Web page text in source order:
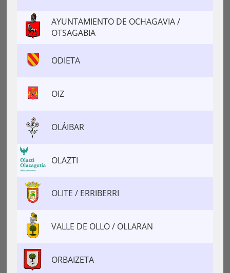
AYUNTAMIENTO DE OCHAGAVIA /
OTSAGABIA
ODIETA
OIZ
OLÁIBAR
OLAZTI
OLITE / ERRIBERRI
VALLE DE OLLO / OLLARAN
ORBAIZETA